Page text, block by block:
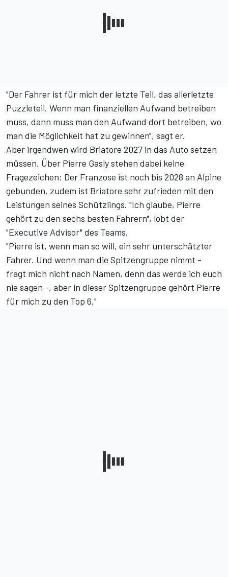
"Der Fahrer ist für mich der letzte Teil, das allerletzte
Puzzleteil. Wenn man finanziellen Aufwand betreiben
muss, dann muss man den Aufwand dort betreiben, wo
man die Möglichkeit hat zu gewinnen", sagt er.
Aber irgendwen wird Briatore 2027 in das Auto setzen
müssen. Über Pierre Gasly stehen dabei keine
Fragezeichen: Der Franzose ist noch bis 2028 an Alpine
gebunden, zudem ist Briatore sehr zufrieden mit den
Leistungen seines Schützlings. "Ich glaube, Pierre
gehört zu den sechs besten Fahrern", lobt der
"Executive Advisor" des Teams.
"Pierre ist, wenn man so will, ein sehr unterschätzter
Fahrer. Und wenn man die Spitzengruppe nimmt -
fragt mich nicht nach Namen, denn das werde ich euch
nie sagen -, aber in dieser Spitzengruppe gehört Pierre
für mich zu den Top 6."